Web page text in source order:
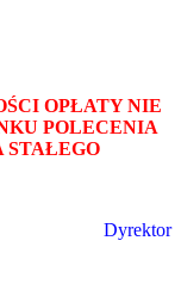
OPŁATY NIE
POLECENIA
STAŁEGO
Dyrektor